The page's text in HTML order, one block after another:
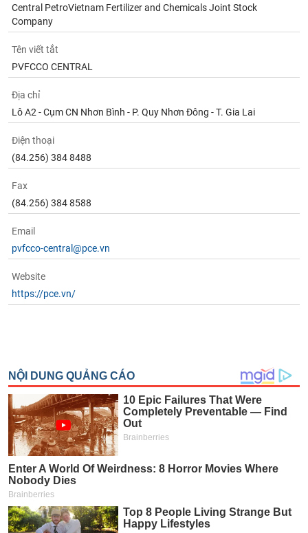
Central PetroVietnam Fertilizer and Chemicals Joint Stock
Company
Tên viết tắt
PVFCCO CENTRAL
Địa chỉ
Lô A2 - Cụm CN Nhơn Bình - P. Quy Nhơn Đông - T. Gia Lai
Điện thoại
(84.256) 384 8488
Fax
(84.256) 384 8588
Email
pvfcco-central@pce.vn
Website
https://pce.vn/